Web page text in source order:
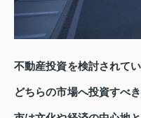
不動産投資を検討されて
どちらの市場へ投資すべ